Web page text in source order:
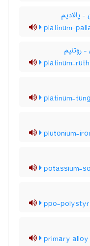
– پالادیم
platinum-
– روتنیم
platinum-
platinum-
plutonium-
potassium-
ppo-
primary alloy